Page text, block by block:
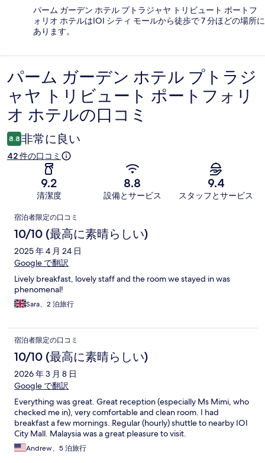
パーム ガーデン ホテル プトラジャヤ トリビュート ポートフ
ォリオ ホテルはIOI シティ モールから徒歩で 7 分ほどの場所に
あります。
口
コ
ミ
パーム ガーデン ホテル プトラジ
ャヤ トリビュート ポートフォリ
オ ホテルの口コミ
8.8 非常に良い
42 件の口コミ
9.2
清潔度
8.8
設備とサービス
9.4
スタッフとサービス
口
コ
ミ
宿泊者限定の口コミ
10/10 (最高に素晴らしい)
2025 年 4 月 24 日
Google で翻訳
Lively breakfast, lovely staff and the room we stayed in was
phenomenal!
Sara、2 泊旅行
宿泊者限定の口コミ
10/10 (最高に素晴らしい)
2026 年 3 月 8 日
Google で翻訳
Everything was great. Great reception (especially Ms Mimi, who
checked me in), very comfortable and clean room. I had
breakfast a few mornings. Regular (hourly) shuttle to nearby IOI
City Mall. Malaysia was a great pleasure to visit.
Andrew、5 泊旅行